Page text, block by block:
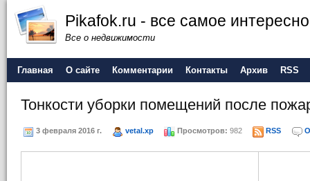
Pikafok.ru - все самое
Все о недвижимости
Главная О сайте Комментарии Контакты Архив RSS
Тонкости уборки помещений после
3 февраля 2016 г. vetal.xp Просмотров: 982 RSS